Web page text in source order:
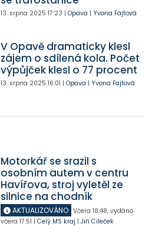
13. srpna 2025 17:23 | Opava | Yvona Fajtová
V Opavě dramaticky klesl
zájem o sdílená kola. Počet
výpůjček klesl o 77 procent
13. srpna 2025 16:01 | Opava | Yvona Fajtová
Motorkář se srazil s
osobním autem v centru
Havířova, stroj vyletěl ze
silnice na chodník
AKTUALIZOVÁNO Včera 18:48, vydáno
včera 17:51 | Celý MS kraj | Jiří Cileček